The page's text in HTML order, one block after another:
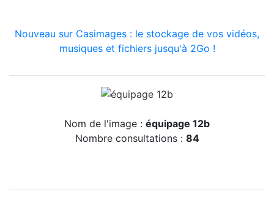
Nouveau sur Casimages : le stockage de vos vidéos,
musiques et fichiers jusqu'à 2Go !
Nom de l'image : équipage 12b
Nombre consultations : 84